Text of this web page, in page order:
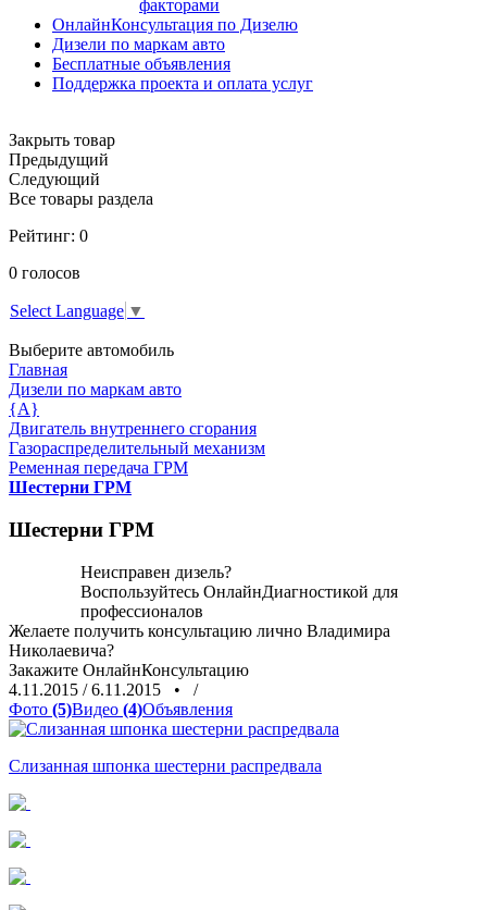
факторами
ОнлайнКонсультация по Дизелю
Дизели по маркам авто
Бесплатные объявления
Поддержка проекта и оплата услуг
Закрыть товар
Предыдущий
Следующий
Все товары раздела
Рейтинг: 0
0 голосов
Select Language ▼
Выберите автомобиль
Главная
Дизели по маркам авто
{A}
Двигатель внутреннего сгорания
Газораспределительный механизм
Ременная передача ГРМ
Шестерни ГРМ
Шестерни ГРМ
Неисправен дизель?
Воспользуйтесь ОнлайнДиагностикой для
профессионалов
Желаете получить консультацию лично Владимира
Николаевича?
Закажите ОнлайнКонсультацию
4.11.2015 /6.11.2015 •
/
Фото (5)Видео (4)Объявления
Слизанная шпонка шестерни распредвала